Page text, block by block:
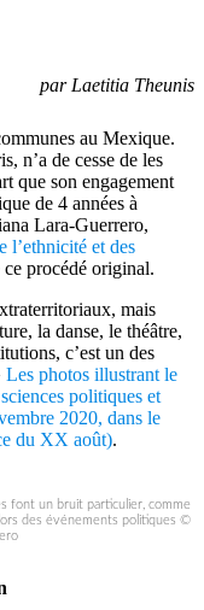
par Laetitia Theunis
au Mexique.
n’a de cesse de les
que son engagement
de 4 années à
Lara-Guerrero,
l’ethnicité et des
procédé original.
mais
la danse, le théâtre,
c’est un des
Les photos illustrant le
politiques et
2020, dans le
du XX août).
font un bruit particulier, comme
des événements politiques ©